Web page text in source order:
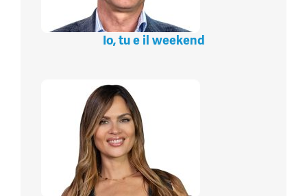
Io, tu e il weekend